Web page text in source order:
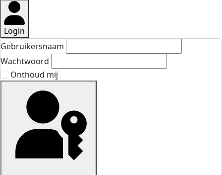
Login
Gebruikersnaam
Wachtwoord
Onthoud mij